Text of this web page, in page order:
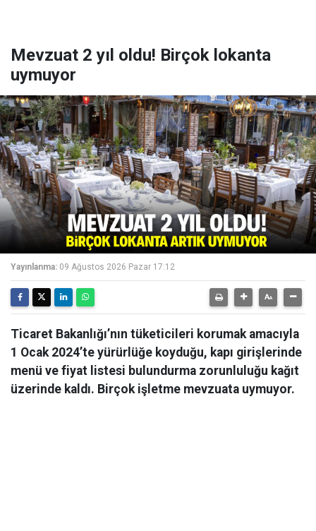
Mevzuat 2 yıl oldu! Birçok lokanta
uymuyor
Yayınlanma: 09 Ağustos 2026 Pazar 17:12
Ticaret Bakanlığı’nın tüketicileri korumak amacıyla
1 Ocak 2024’te yürürlüğe koyduğu, kapı girişlerinde
menü ve fiyat listesi bulundurma zorunluluğu kağıt
üzerinde kaldı. Birçok işletme mevzuata uymuyor.